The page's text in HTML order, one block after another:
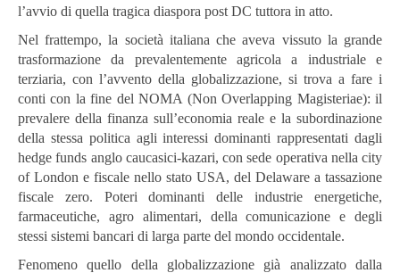
l’avvio di quella tragica diaspora post DC tuttora in atto.
Nel frattempo, la società italiana che aveva vissuto la grande
trasformazione da prevalentemente agricola a industriale e
terziaria, con l’avvento della globalizzazione, si trova a fare i
conti con la fine del NOMA (Non Overlapping Magisteriae): il
prevalere della finanza sull’economia reale e la subordinazione
della stessa politica agli interessi dominanti rappresentati dagli
hedge funds anglo caucasici-kazari, con sede operativa nella city
of London e fiscale nello stato USA, del Delaware a tassazione
fiscale zero. Poteri dominanti delle industrie energetiche,
farmaceutiche, agro alimentari, della comunicazione e degli
stessi sistemi bancari di larga parte del mondo occidentale.
Fenomeno quello della globalizzazione già analizzato dalla